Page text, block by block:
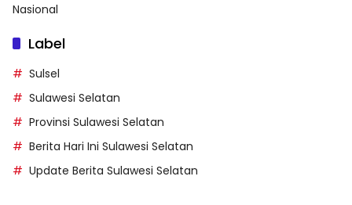
Nasional
Label
Sulsel
Sulawesi Selatan
Provinsi Sulawesi Selatan
Berita Hari Ini Sulawesi Selatan
Update Berita Sulawesi Selatan